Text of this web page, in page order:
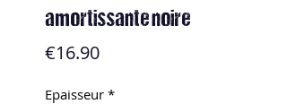
amortissante noire
€16.90Price
Epaisseur *